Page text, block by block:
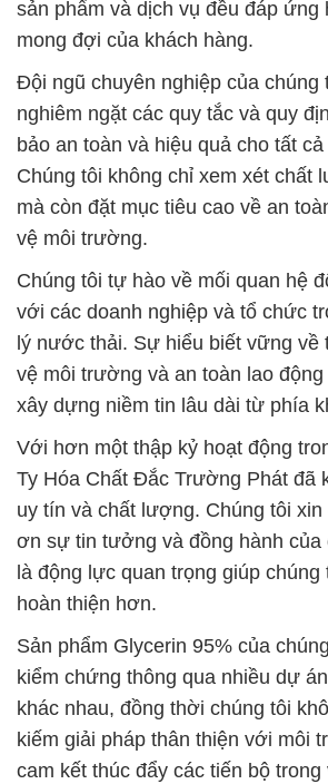
sản phẩm và dịch vụ đều đáp
mong đợi của khách hàng.
Đội ngũ chuyên nghiệp của chúng
nghiêm ngặt các quy tắc và quy
bảo an toàn và hiệu quả cho tất
Chúng tôi không chỉ xem xét chất
mà còn đặt mục tiêu cao về an
vệ môi trường.
Chúng tôi tự hào về mối quan hệ
với các doanh nghiệp và tổ chức
lý nước thải. Sự hiểu biết vững về
vệ môi trường và an toàn lao
xây dựng niềm tin lâu dài từ phía
Với hơn một thập kỷ hoạt động
Ty Hóa Chất Đắc Trường Phát đã
uy tín và chất lượng. Chúng tôi xin
ơn sự tin tưởng và đồng hành của
là động lực quan trọng giúp chúng
hoàn thiện hơn.
Sản phẩm Glycerin 95% của
kiểm chứng thông qua nhiều dự
khác nhau, đồng thời chúng tôi
kiếm giải pháp thân thiện với môi
cam kết thúc đẩy các tiến bộ